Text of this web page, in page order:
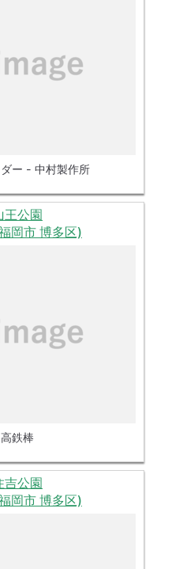
ー - 中村製作所
王公園
岡市 博多区)
高鉄棒
吉公園
岡市 博多区)